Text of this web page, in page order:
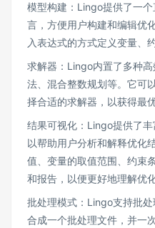
模型构建：Lingo提供了一
言，方便用户构建和编辑优
入表达式的方式定义变量、
求解器：Lingo内置了多种
法、混合整数规划等。它可
择合适的求解器，以获得最优
结果可视化：Lingo提供了
以帮助用户分析和解释优化
值、变量的取值范围、约束
和报告，以便更好地理解优化
批处理模式：Lingo支持批
合成一个批处理文件，并一